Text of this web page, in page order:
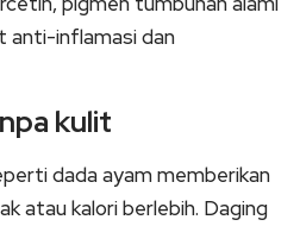
anti-inflamasi dan
kulit
dada ayam memberikan
atau kalori berlebih. Daging